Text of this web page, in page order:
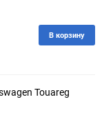
150
В корзину
Touareg